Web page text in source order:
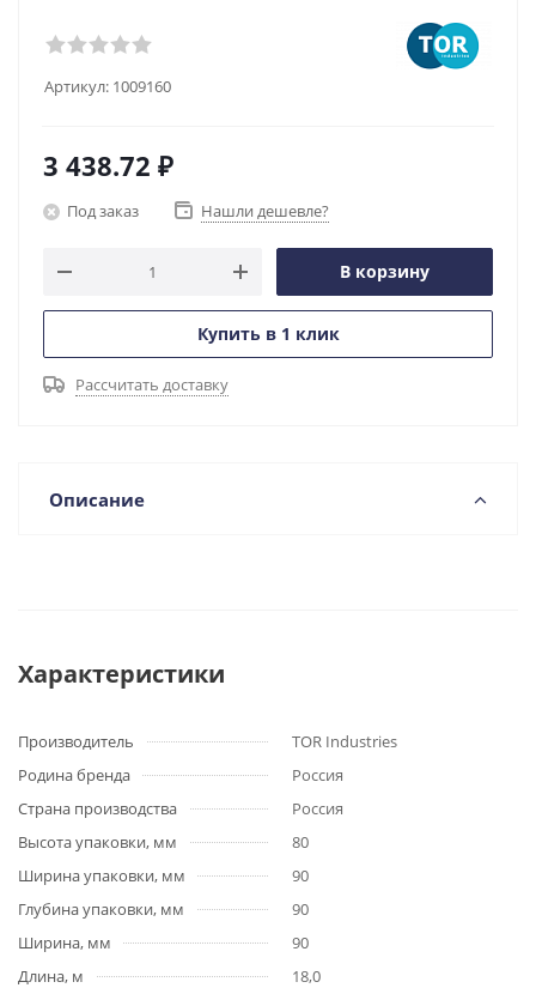
Артикул: 1009160
3 438.72 ₽
Под заказ Нашли дешевле?
В корзину
Купить в 1 клик
Рассчитать доставку
Описание
Характеристики
Производитель
TOR Industries
Родина бренда
Россия
Страна производства
Россия
Высота упаковки, мм
80
Ширина упаковки, мм
90
Глубина упаковки, мм
90
Ширина, мм
90
Длина, м
18,0